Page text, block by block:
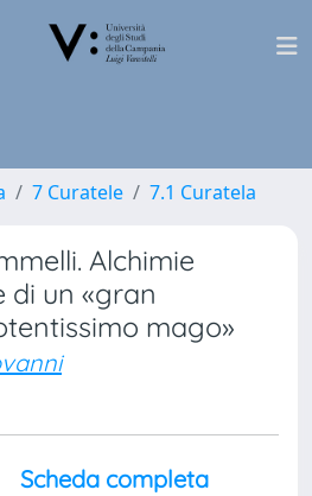
7 Curatele 7.1 Curatela
Alchimie
di un «gran
mago»
Scheda completa